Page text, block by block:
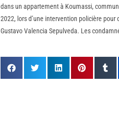
dans un appartement à Koumassi,
2022, lors d’une intervention policière
Gustavo Valencia Sepulveda. Les